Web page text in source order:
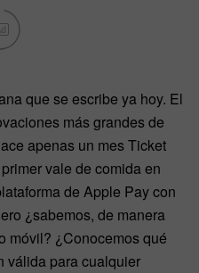
que se escribe ya hoy. El
más grandes de
apenas un mes Ticket
vale de comida en
de Apple Pay con
¿sabemos, de manera
móvil? ¿Conocemos qué
válida para cualquier